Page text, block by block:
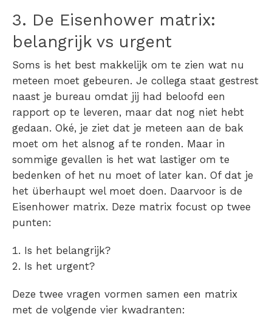
3. De Eisenhower matrix:
belangrijk vs urgent
Soms is het best makkelijk om te zien wat nu
meteen moet gebeuren. Je collega staat gestrest
naast je bureau omdat jij had beloofd een
rapport op te leveren, maar dat nog niet hebt
gedaan. Oké, je ziet dat je meteen aan de bak
moet om het alsnog af te ronden. Maar in
sommige gevallen is het wat lastiger om te
bedenken of het nu moet of later kan. Of dat je
het überhaupt wel moet doen. Daarvoor is de
Eisenhower matrix. Deze matrix focust op twee
punten:
Is het belangrijk?
Is het urgent?
Deze twee vragen vormen samen een matrix
met de volgende vier kwadranten: